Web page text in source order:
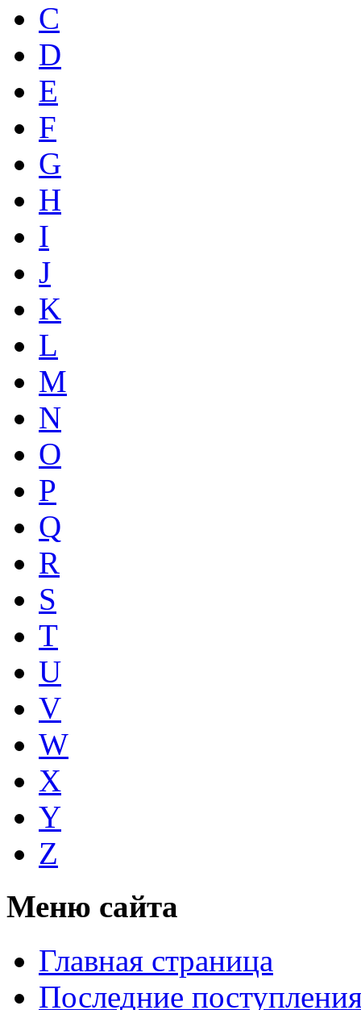
C
D
E
F
G
H
I
J
K
L
M
N
O
P
Q
R
S
T
U
V
W
X
Y
Z
Меню сайта
Главная страница
Последние